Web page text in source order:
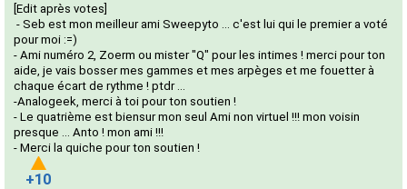
[Edit après votes]
- Seb est mon meilleur ami Sweepyto ... c'est lui qui le premier a voté
pour moi :=)
- Ami numéro 2, Zoerm ou mister "Q" pour les intimes ! merci pour ton
aide, je vais bosser mes gammes et mes arpèges et me fouetter à
chaque écart de rythme ! ptdr ...
-Analogeek, merci à toi pour ton soutien !
- Le quatrième est biensur mon seul Ami non virtuel !!! mon voisin
presque ... Anto ! mon ami !!!
- Merci la quiche pour ton soutien !
+10